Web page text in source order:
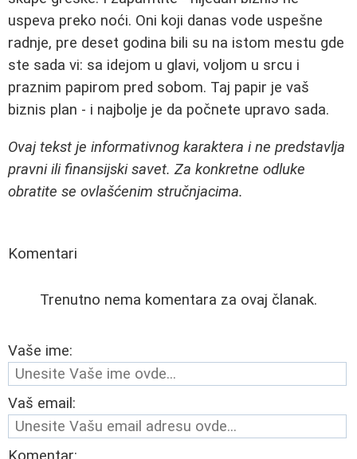
uspeva preko noći. Oni koji danas vode uspešne
radnje, pre deset godina bili su na istom mestu gde
ste sada vi: sa idejom u glavi, voljom u srcu i
praznim papirom pred sobom. Taj papir je vaš
biznis plan - i najbolje je da počnete upravo sada.
Ovaj tekst je informativnog karaktera i ne predstavlja
pravni ili finansijski savet. Za konkretne odluke
obratite se ovlašćenim stručnjacima.
Komentari
Trenutno nema komentara za ovaj članak.
Vaše ime:
Vaš email: